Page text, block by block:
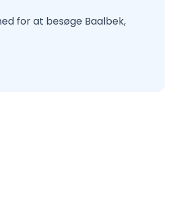
for at besøge Baalbek,